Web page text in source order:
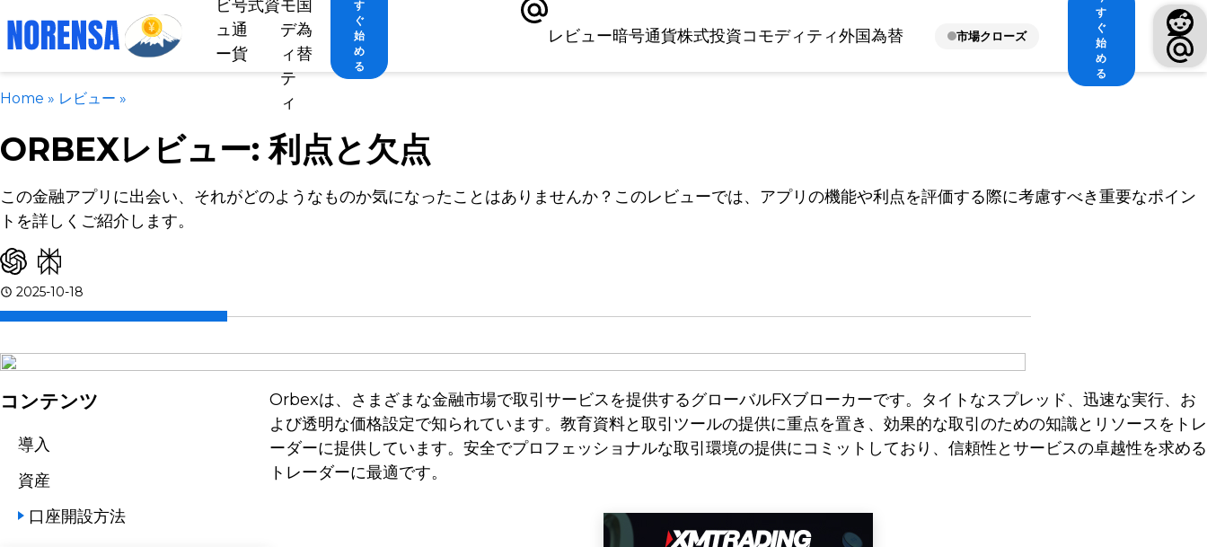
ビ
ュ
ー
号
通
貨
式資モ
デ
ィ
テ
ィ
国
為
替
す
ぐ
始
め
る
レビュー暗号通貨株式投資コモディティ外国為替 市場クローズ
す
ぐ
始
め
る
Home » レビュー »
ORBEXレビュー: 利点と欠点
この金融アプリに出会い、それがどのようなものか気になったことはありませんか？このレビューでは、アプリの機能や利点を評価する際に考慮すべき重要なポイン
トを詳しくご紹介します。
2025-10-18
コンテンツ
導入
資産
口座開設方法
Orbexは、さまざまな金融市場で取引サービスを提供するグローバルFXブローカーです。タイトなスプレッド、迅速な実行、お
よび透明な価格設定で知られています。教育資料と取引ツールの提供に重点を置き、効果的な取引のための知識とリソースをトレ
ーダーに提供しています。安全でプロフェッショナルな取引環境の提供にコミットしており、信頼性とサービスの卓越性を求める
トレーダーに最適です。